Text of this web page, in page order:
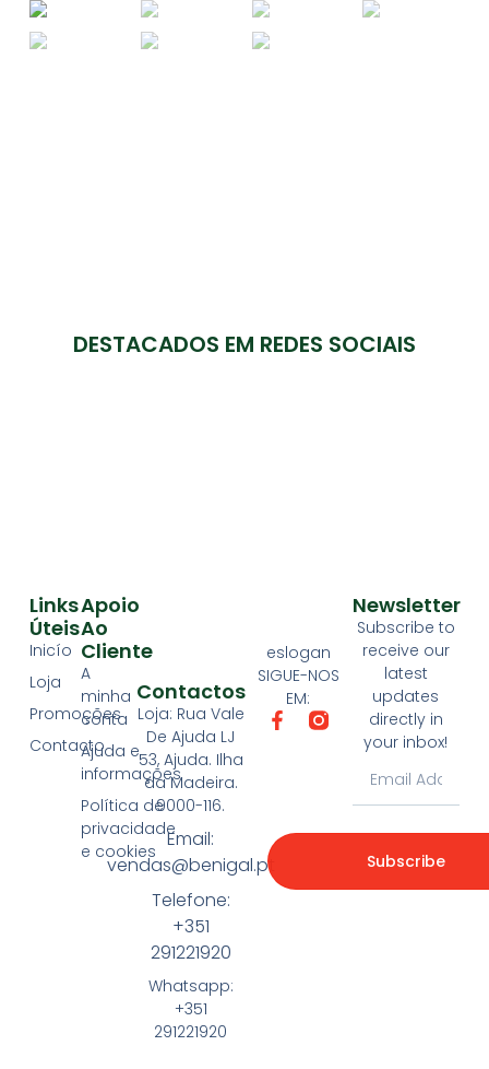
DESTACADOS EM REDES SOCIAIS
eslogan
SIGUE-NOS
EM:
Apoio
Ao
Cliente
A
minha
conta
Ajuda e
informações
Política de
privacidade
e cookies
Links
Úteis
Inicío
Loja
Promoções
Contacto
Contactos
Loja: Rua Vale
De Ajuda LJ
53, Ajuda. Ilha
da Madeira.
9000-116.
Email:
vendas@benigal.pt
Telefone:
+351
291221920
Whatsapp:
+351
291221920
Newsletter
Subscribe to
receive our
latest
updates
directly in
your inbox!
Subscribe